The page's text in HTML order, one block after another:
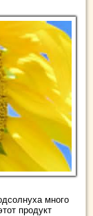
много
продукт